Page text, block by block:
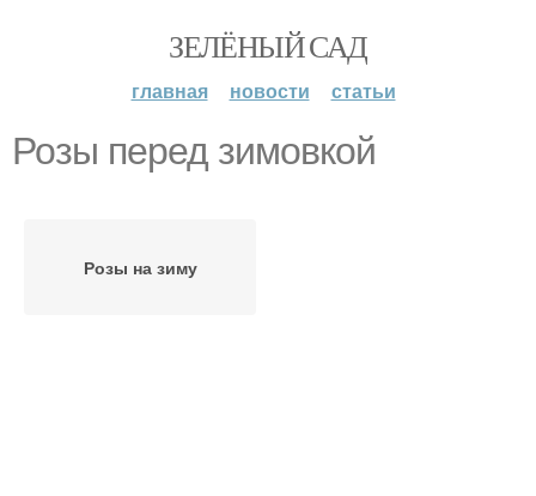
ЗЕЛЁНЫЙ САД
главная новости статьи
Розы перед зимовкой
Розы на зиму